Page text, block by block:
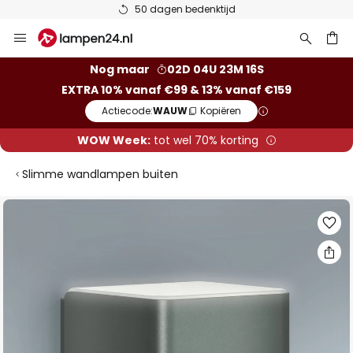
50 dagen bedenktijd
naar
Nog maar
02D 04U 23M 15S
EXTRA 10% vanaf €99 & 13% vanaf €159
Actiecode:WAUW Kopiëren
WOW Week:tot wel 70% korting
Slimme wandlampen buiten
Ga